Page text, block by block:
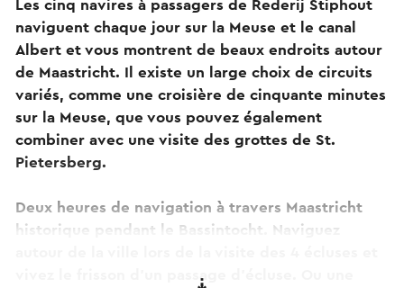
Les cinq navires à passagers de Rederij Stiphout
naviguent chaque jour sur la Meuse et le canal
Albert et vous montrent de beaux endroits autour
de Maastricht. Il existe un large choix de circuits
variés, comme une croisière de cinquante minutes
sur la Meuse, que vous pouvez également
combiner avec une visite des grottes de St.
Pietersberg.
Deux heures de navigation à travers Maastricht
historique pendant le Bassintocht. Naviguez
vivez le frisson d'un passage d'écluse. Ou une